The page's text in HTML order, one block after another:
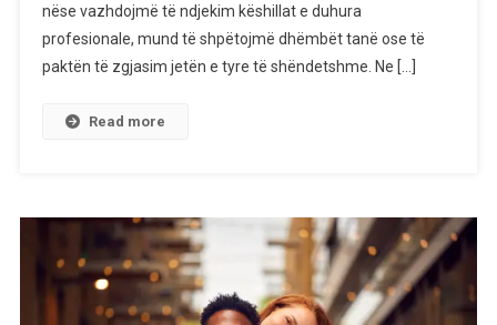
Që
I
Bëjnë
Se
Kurrë!
nëse vazhdojmë të ndjekim këshillat e duhura
profesionale, mund të shpëtojmë dhëmbët tanë ose të
paktën të zgjasim jetën e tyre të shëndetshme. Ne […]
Read more